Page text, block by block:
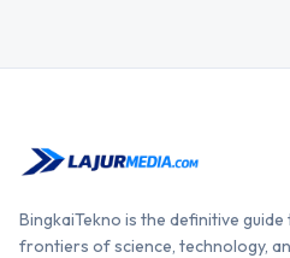
BingkaiTekno is the definitive
frontiers of science, technology,